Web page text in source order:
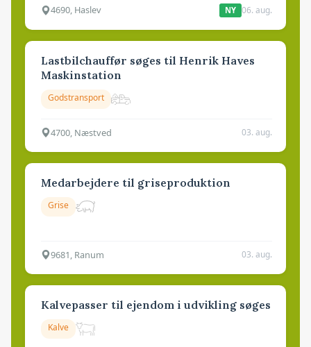
4690, Haslev NY 06. aug.
Lastbilchauffør søges til Henrik Haves
Maskinstation
Godstransport
4700, Næstved 03. aug.
Medarbejdere til griseproduktion
Grise
9681, Ranum 03. aug.
Kalvepasser til ejendom i udvikling søges
Kalve